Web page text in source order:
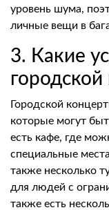
уровень шума,
личные вещи в
3. Какие
Городской
которые могут
есть кафе, где
специальные
также несколько
для людей с
также есть